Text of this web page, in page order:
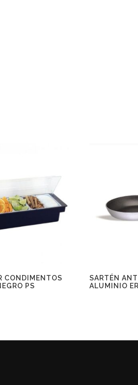
CONDIMENTOS
PS
SARTÉN
ALUMINIO